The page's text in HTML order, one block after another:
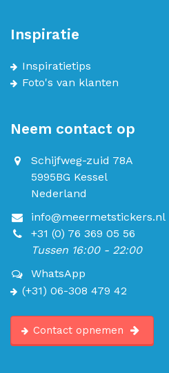
Inspiratie
Inspiratietips
Foto's van klanten
Neem contact op
Schijfweg-zuid 78A
5995BG Kessel
Nederland
info@meermetstickers.nl
+31 (0) 76 369 05 56
Tussen 16:00 - 22:00
WhatsApp
(+31) 06-308 479 42
Contact opnemen